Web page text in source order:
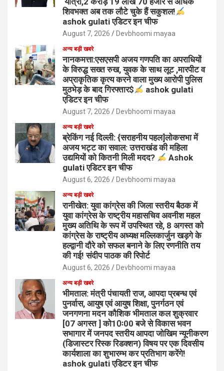
शिवभक्त अब तक लौटे चुके हैं सकुशल!
ashok gulati एडिटर इन चीफ
August 7, 2026 Devbhoomi mayaa
अन्य बड़ी खबरे
नानकमत्ता:एसएसपी अजय गणपति का अपराधियों
के विरुद्ध सख्त रुख, युवक के साथ लूट ,मारपीट व
अप्राकृतिक कृत्य करने वाला मुख्य आरोपी पुलिस
मुठभेड़ के बाद गिरफ्तार$
ashok gulati
एडिटर इन चीफ
August 7, 2026 Devbhoomi mayaa
अन्य बड़ी खबरे
ब्रेकिंग नई दिल्ली: {सराहनीय पहल]लोकसभा में
अजय भट्ट का सवाल: उत्तराखंड की महिला
उद्यमियों को कितनी मिली मदद?
Ashok
gulati एडिटर इन चीफ
August 6, 2026 Devbhoomi mayaa
अन्य बड़ी खबरे
रानीखेत: युवा कांग्रेस की जिला स्तरीय बैठक में
युवा कांग्रेस के राष्ट्रीय महासचिव अवनीश महल
मुख्य अतिथि के रूप में उपस्थित रहे, 8 अगस्त को
कांग्रेस के राष्ट्रीय अध्यक्ष मल्लिकार्जुन खड़गे के
हल्द्वानी दौरे को सफल बनाने के लिए रणनीति तय
की गई! संदीप पाठक की रिपोर्ट
August 6, 2026 Devbhoomi mayaa
अन्य बड़ी खबरे
भीमताल: मंत्री पंचायती राज, आपदा प्रबन्ध एवं
पुनर्वास, आयुष एवं आयुष शिक्षा, पुनर्गठन एवं
जनगणना मदन कौशिक भीमताल कल शुक्रवार
[07 अगस्त ] को10ः00 बजे से विकास भवन
सभागार में जनपद स्तरीय आपदा जोखिम न्यूनीकरण
(डिजास्टर रिस्क रिडक्शन) विषय पर एक दिवसीय
कार्यशाला का शुभारम्भ कर प्रतिभाग करेंगे!
ashok gulati एडिटर इन चीफ